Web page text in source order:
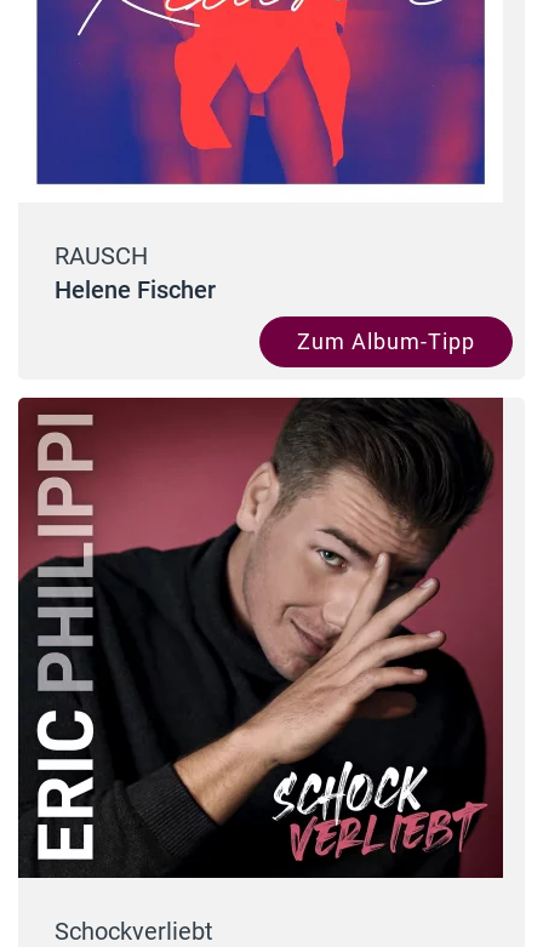
RAUSCH
Helene Fischer
Zum Album-Tipp
Schockverliebt